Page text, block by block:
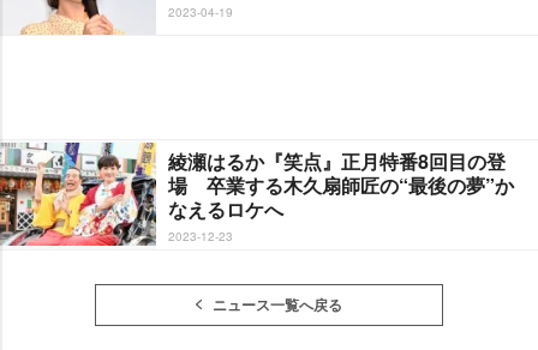
2023-04-19
綾瀬はるか『笑点』正月特番8回目の登
場 卒業する木久扇師匠の“最後の夢”か
なえるロケへ
2023-12-23
ニュース一覧へ戻る